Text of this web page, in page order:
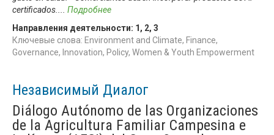
certificados.
Подробнее
Направления деятельности: 1 , 2, 3
Ключевые слова: Environment and Climate, Finance,
Governance, Innovation, Policy, Women & Youth Empowerment
Независимый Диалог
Diálogo Autónomo de las Organizaciones
de la Agricultura Familiar Campesina e